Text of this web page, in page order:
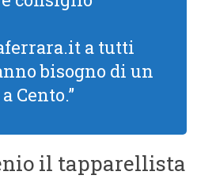
a tutti
bisogno di un
Cento.”
il tapparellista